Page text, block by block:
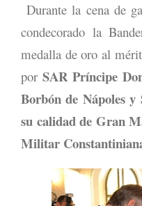
Durante la cena de
condecorado la
medalla de oro al
porSAR Príncipe
Borbón de Nápoles
su calidad de Gran
Militar